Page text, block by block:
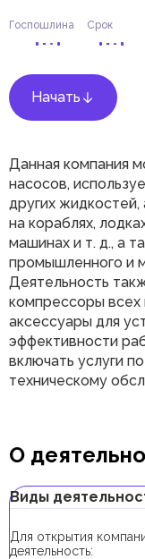
Госпошлина Срок
Начать
Данная компания
насосов,
других
на кораблях,
машинах и т. д., а
промышленного и
Деятельность
компрессоры всех
аксессуары для
эффективности
включать услуги
техническому
О
Виды
Для открытия
деятельность: